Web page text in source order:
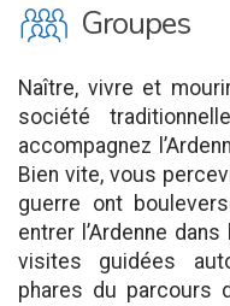
O Groupes
Naître, vivre et
société
accompagnez
Bien vite, vous
guerre ont
entrer l’Ardenne
visites guidées
phares du parcours